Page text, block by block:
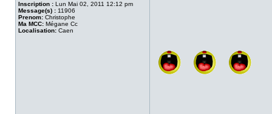
Inscription : Lun Mai 02, 2011 12:12 pm
Message(s) : 11906
Prenom: Christophe
Ma MCC: Mégane Cc
Localisation: Caen